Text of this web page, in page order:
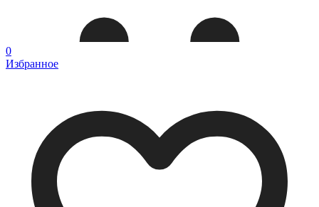
0
Избранное